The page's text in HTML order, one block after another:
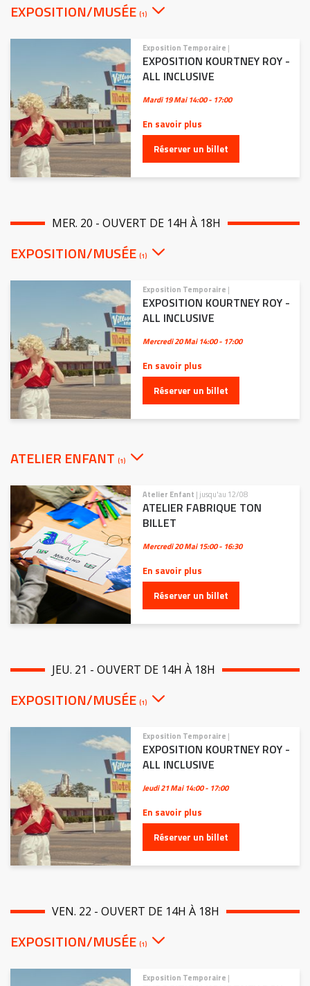
EXPOSITION/MUSÉE (1)
Exposition Temporaire |
EXPOSITION KOURTNEY ROY -
ALL INCLUSIVE
Mardi 19 Mai14:00 - 17:00
En savoir plus
Réserver un billet
MER. 20 - OUVERT DE 14H À 18H
EXPOSITION/MUSÉE (1)
Exposition Temporaire |
EXPOSITION KOURTNEY ROY -
ALL INCLUSIVE
Mercredi 20 Mai14:00 - 17:00
En savoir plus
Réserver un billet
ATELIER ENFANT (1)
Atelier Enfant | jusqu'au 12/08
ATELIER FABRIQUE TON
BILLET
Mercredi 20 Mai15:00 - 16:30
En savoir plus
Réserver un billet
JEU. 21 - OUVERT DE 14H À 18H
EXPOSITION/MUSÉE (1)
Exposition Temporaire |
EXPOSITION KOURTNEY ROY -
ALL INCLUSIVE
Jeudi 21 Mai14:00 - 17:00
En savoir plus
Réserver un billet
VEN. 22 - OUVERT DE 14H À 18H
EXPOSITION/MUSÉE (1)
Exposition Temporaire |